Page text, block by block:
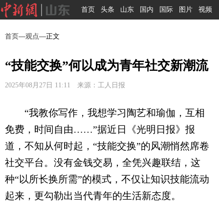
首页 头条 山东 国内 国际 图片 视频
首页—观点—正文
“技能交换”何以成为青年社交新潮流
2025年08月27日 11:11 来源：工人日报
“我教你写作，我想学习陶艺和瑜伽，互相
免费，时间自由……”据近日《光明日报》报
道，不知从何时起，“技能交换”的风潮悄然席卷
社交平台。没有金钱交易，全凭兴趣联结，这
种“以所长换所需”的模式，不仅让知识技能流动
起来，更勾勒出当代青年的生活新态度。